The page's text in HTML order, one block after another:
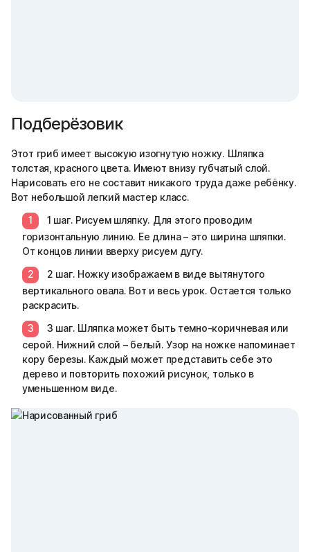
Подберёзовик
Этот гриб имеет высокую изогнутую ножку. Шляпка
толстая, красного цвета. Имеют внизу губчатый слой.
Нарисовать его не составит никакого труда даже ребёнку.
Вот небольшой легкий мастер класс.
1 шаг. Рисуем шляпку. Для этого проводим
горизонтальную линию. Ее длина – это ширина шляпки.
От концов линии вверху рисуем дугу.
2 шаг. Ножку изображаем в виде вытянутого
вертикального овала. Вот и весь урок. Остается только
раскрасить.
3 шаг. Шляпка может быть темно-коричневая или
серой. Нижний слой – белый. Узор на ножке напоминает
кору березы. Каждый может представить себе это
дерево и повторить похожий рисунок, только в
уменьшенном виде.